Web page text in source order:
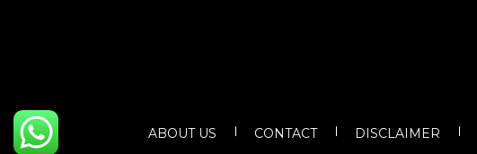
ABOUT US CONTACT DISCLAIMER